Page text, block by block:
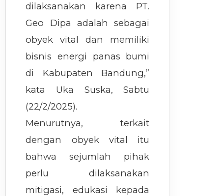
dilaksanakan karena PT.
Geo Dipa adalah sebagai
obyek vital dan memiliki
bisnis energi panas bumi
di Kabupaten Bandung,”
kata Uka Suska, Sabtu
(22/2/2025).
Menurutnya, terkait
dengan obyek vital itu
bahwa sejumlah pihak
perlu dilaksanakan
mitigasi, edukasi kepada